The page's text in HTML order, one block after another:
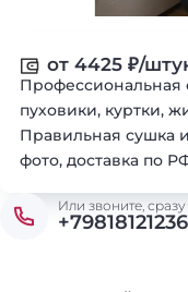
от 4425₽/
Профессиональная
пуховики, куртки,
Правильная сушка
фото, доставка по
Или звоните,
+79818121236